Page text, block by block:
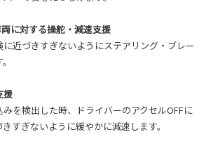
に対する操舵・減速支援
に近づきすぎないようにステアリング・ブレー
援
を検出した時、ドライバーのアクセルOFFに
すぎないように緩やかに減速します。